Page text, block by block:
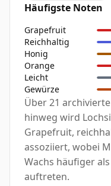
Häufigste Noten
Grapefruit
Reichhaltig
Honig
Orange
Leicht
Gewürze
Über 21
hinweg wird
Grapefruit,
assoziiert, wobei
Wachs häufiger
auftreten.